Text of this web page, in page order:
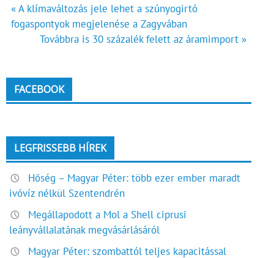
Bejegyzés
navigáció
« A klímaváltozás jele lehet a szúnyogirtó
fogaspontyok megjelenése a Zagyvában
Továbbra is 30 százalék felett az áramimport »
FACEBOOK
LEGFRISSEBB HÍREK
Hőség – Magyar Péter: több ezer ember maradt
ivóvíz nélkül Szentendrén
Megállapodott a Mol a Shell ciprusi
leányvállalatának megvásárlásáról
Magyar Péter: szombattól teljes kapacitással